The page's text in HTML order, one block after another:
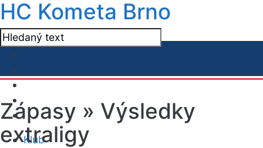
HC Kometa Brno
Klub
Zápasy » Výsledky
extraligy